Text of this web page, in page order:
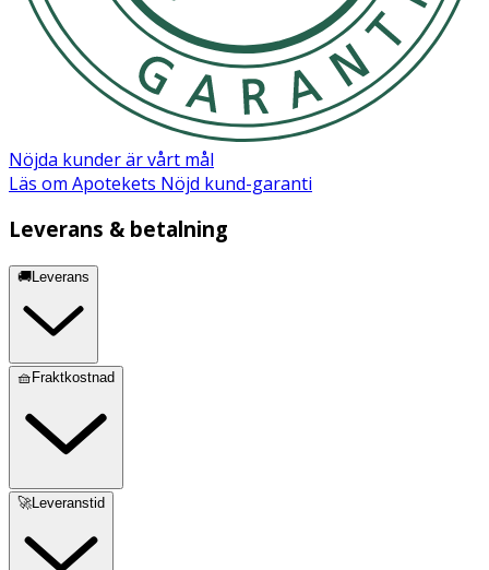
Nöjda kunder är vårt mål
Läs om Apotekets Nöjd kund-garanti
Leverans & betalning
🚚Leverans
🧺Fraktkostnad
🚀Leveranstid